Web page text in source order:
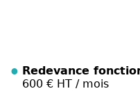
Redevance
600 € HT / mois